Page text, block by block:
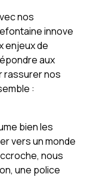
nos
innove
enjeux de
aux
rassurer nos
:
bien les
vers un monde
nous
une police